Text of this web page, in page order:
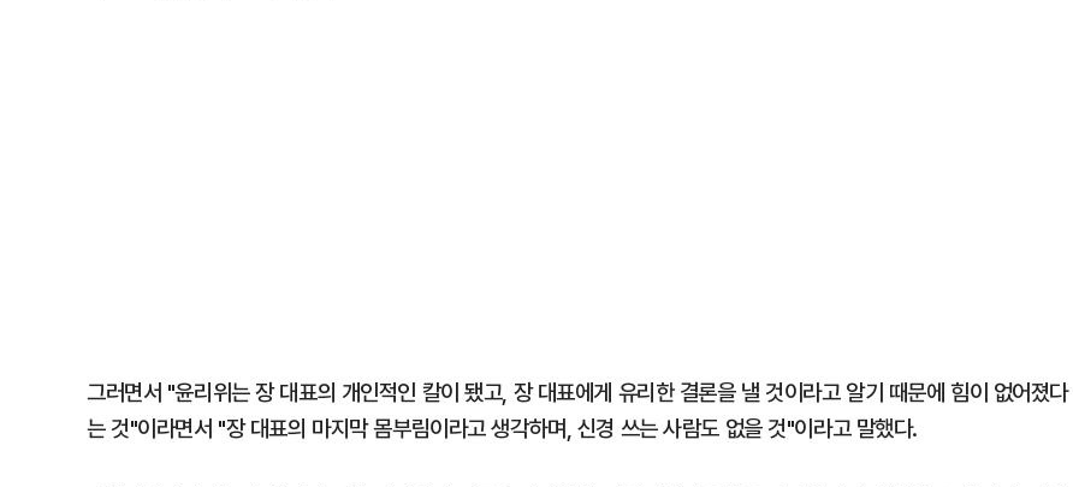
그러면서 "윤리위는 장 대표의 개인적인 칼이 됐고, 장 대표에게 유리한 결론을 낼 것이라고 알기 때문에 힘이 없어졌다
는 것"이라면서 "장 대표의 마지막 몸부림이라고 생각하며, 신경 쓰는 사람도 없을 것"이라고 말했다.